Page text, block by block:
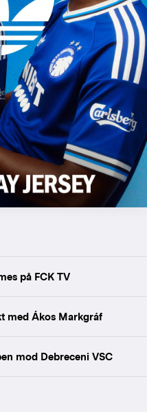
på FCK TV
med Ákos Markgráf
mod Debreceni VSC